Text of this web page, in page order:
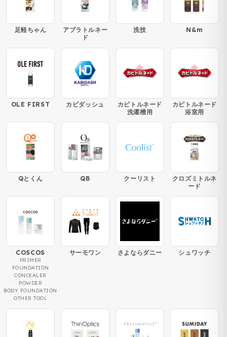
足軽ちゃん
アブラトルネー
ド
洗技 N&m
OLE FIRST カビダッシュ
カビトルネード
洗濯槽用
カビトルネード
浴室用
Qとくん QB クーリスト
クロズミトルネ
ード
COSCOS
PRIMER
FOUNDATION
CONCEALER
POWDER
BODY FOUNDATION
OTHER TOOL
サーモワン さよならダニー シュワッチ